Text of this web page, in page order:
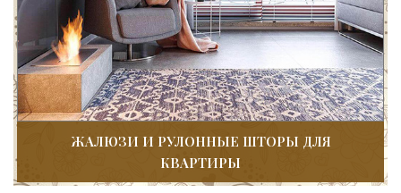
ЖАЛЮЗИ И РУЛОННЫЕ ШТОРЫ ДЛЯ
КВАРТИРЫ